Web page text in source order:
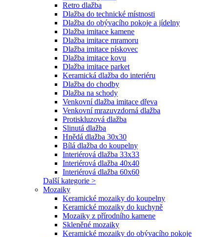
Retro dlažba
Dlažba do technické místnosti
Dlažba do obývacího pokoje a jídelny
Dlažba imitace kamene
Dlažba imitace mramoru
Dlažba imitace pískovec
Dlažba imitace kovu
Dlažba imitace parket
Keramická dlažba do interiéru
Dlažba do chodby
Dlažba na schody
Venkovní dlažba imitace dřeva
Venkovní mrazuvzdorná dlažba
Protiskluzová dlažba
Slinutá dlažba
Hnědá dlažba 30x30
Bílá dlažba do koupelny
Interiérová dlažba 33x33
Interiérová dlažba 40x40
Interiérová dlažba 60x60
Další kategorie >
Mozaiky
Keramické mozaiky do koupelny
Keramické mozaiky do kuchyně
Mozaiky z přírodního kamene
Skleněné mozaiky
Keramické mozaiky do obývacího pokoje